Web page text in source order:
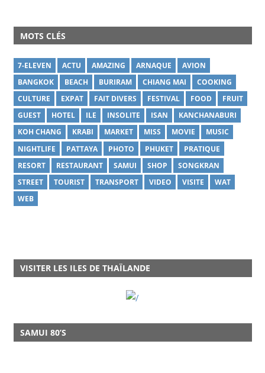
MOTS CLÉS
7-ELEVEN ACTU AMAZING ARNAQUE
AVION
BANGKOK
BEACH BURIRAM CHIANG MAI
COOKING
CULTURE
EXPAT FAIT DIVERS FESTIVAL FOOD
FRUIT
GUEST
HOTEL ILE INSOLITE ISAN
KANCHANABURI
KOH CHANG
KRABI MARKET MISS MOVIE
MUSIC
NIGHTLIFE
PATTAYA PHOTO PHUKET
PRATIQUE
RESORT
RESTAURANT SAMUI SHOP
SONGKRAN
STREET
TOURIST TRANSPORT VIDEO VISITE
WAT
WEB
VISITER LES ILES DE THAÏLANDE
SAMUI 80’S